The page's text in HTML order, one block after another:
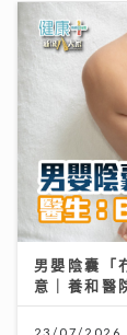
男嬰陰囊「
意｜養和醫
23/07/2026